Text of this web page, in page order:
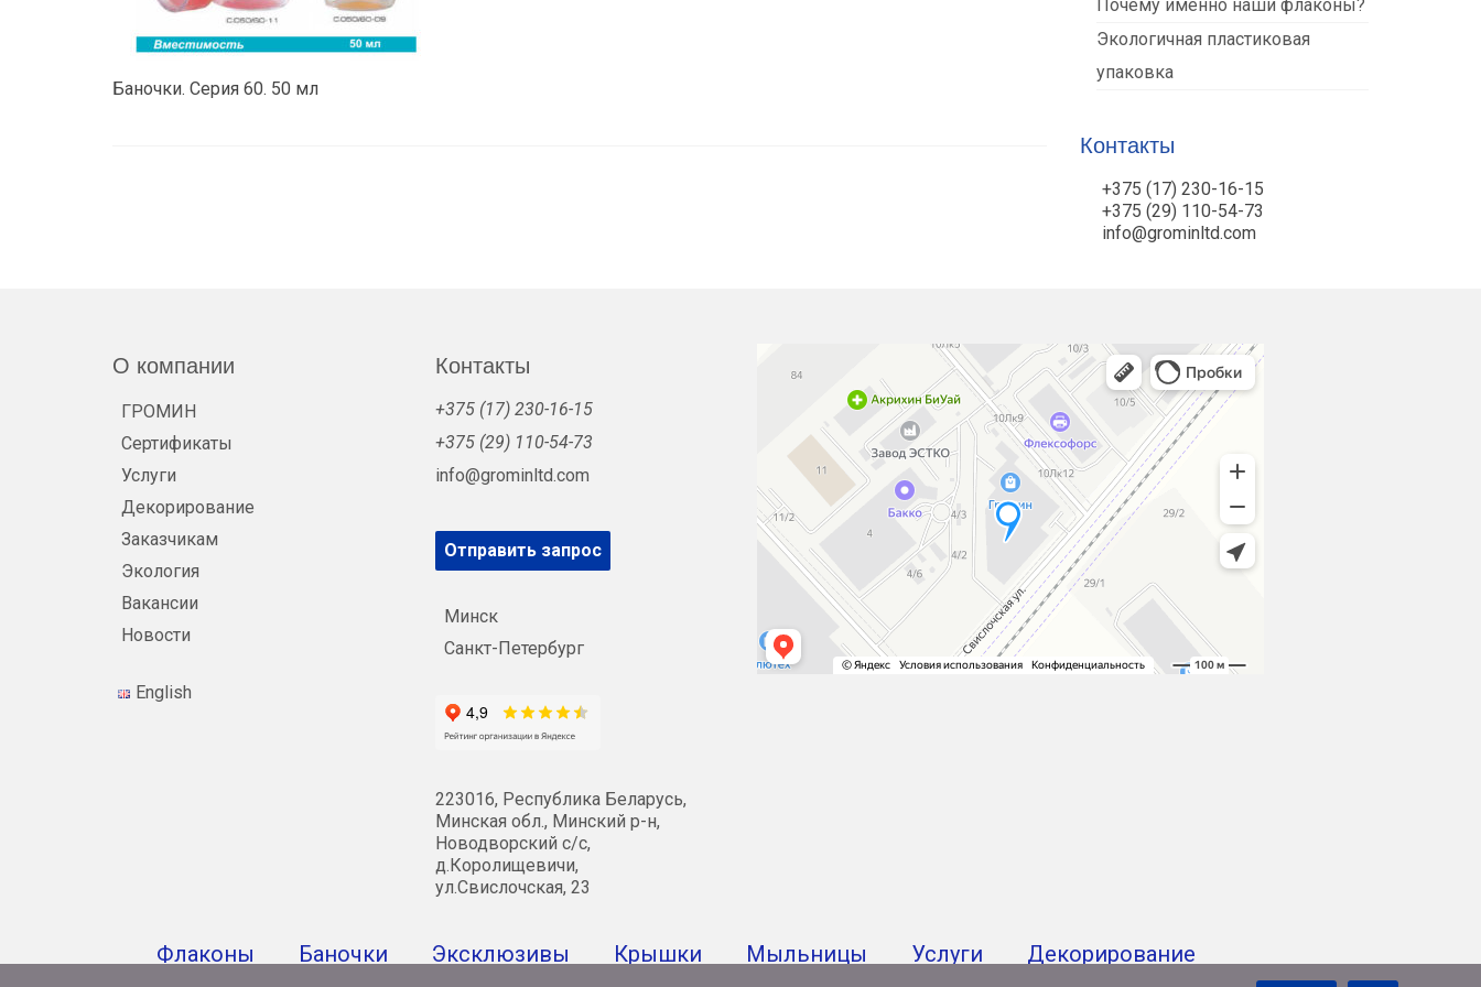
Баночки. Серия 60. 50 мл
Почему именно наши флаконы?
Экологичная пластиковая
упаковка
Контакты
+375 (17) 230-16-15
+375 (29) 110-54-73
info@grominltd.com
О компании
ГРОМИН
Сертификаты
Услуги
Декорирование
Заказчикам
Экология
Вакансии
Новости
English
Контакты
+375 (17) 230-16-15
+375 (29) 110-54-73
info@grominltd.com
Отправить запрос
Минск
Санкт-Петербург
223016, Республика Беларусь,
Минская обл., Минский р-н,
Новодворский с/с,
д.Королищевичи,
ул.Свислочская, 23
Флаконы Баночки Эксклюзивы Крышки Мыльницы Услуги Декорирование